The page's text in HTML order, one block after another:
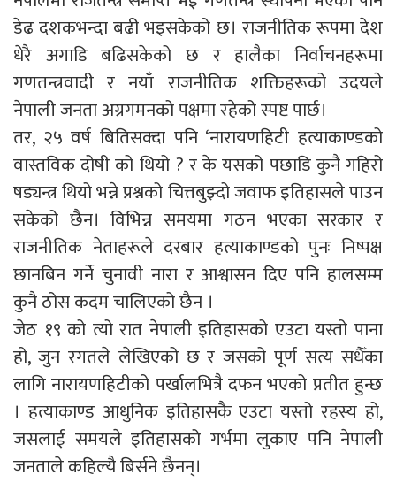
डेढ दशकभन्दा बढी भइसकेको छ। राजनीतिक रूपमा देश
धेरै अगाडि बढिसकेको छ र हालैका निर्वाचनहरूमा
गणतन्त्रवादी र नयाँ राजनीतिक शक्तिहरूको उदयले
नेपाली जनता अग्रगमनको पक्षमा रहेको स्पष्ट पार्छ।
तर, २५ वर्ष बितिसक्दा पनि ‘नारायणहिटी हत्याकाण्डको
वास्तविक दोषी को थियो ? र के यसको पछाडि कुनै गहिरो
षड्यन्त्र थियो भन्ने प्रश्नको चित्तबुझ्दो जवाफ इतिहासले पाउन
सकेको छैन। विभिन्न समयमा गठन भएका सरकार र
राजनीतिक नेताहरूले दरबार हत्याकाण्डको पुनः निष्पक्ष
छानबिन गर्ने चुनावी नारा र आश्वासन दिए पनि हालसम्म
कुनै ठोस कदम चालिएको छैन ।
जेठ १९ को त्यो रात नेपाली इतिहासको एउटा यस्तो पाना
हो, जुन रगतले लेखिएको छ र जसको पूर्ण सत्य सधैँका
लागि नारायणहिटीको पर्खालभित्रै दफन भएको प्रतीत हुन्छ
। हत्याकाण्ड आधुनिक इतिहासकै एउटा यस्तो रहस्य हो,
जसलाई समयले इतिहासको गर्भमा लुकाए पनि नेपाली
जनताले कहिल्यै बिर्सने छैनन्।